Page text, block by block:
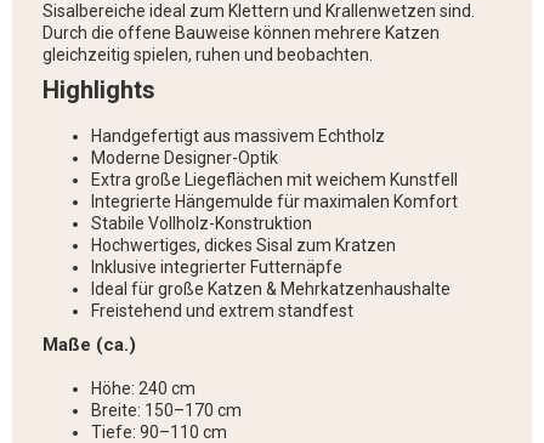
Sisalbereiche ideal zum Klettern und Krallenwetzen sind.
Durch die offene Bauweise können mehrere Katzen
gleichzeitig spielen, ruhen und beobachten.
Highlights
Handgefertigt aus massivem Echtholz
Moderne Designer-Optik
Extra große Liegeflächen mit weichem Kunstfell
Integrierte Hängemulde für maximalen Komfort
Stabile Vollholz-Konstruktion
Hochwertiges, dickes Sisal zum Kratzen
Inklusive integrierter Futternäpfe
Ideal für große Katzen & Mehrkatzenhaushalte
Freistehend und extrem standfest
Maße (ca.)
Höhe: 240 cm
Breite: 150–170 cm
Tiefe: 90–110 cm